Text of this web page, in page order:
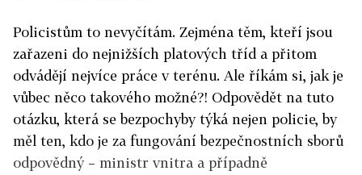
Policistům to nevyčítám. Zejména těm, kteří jsou
zařazeni do nejnižších platových tříd a přitom
odvádějí nejvíce práce v terénu. Ale říkám si, jak je
vůbec něco takového možné?! Odpovědět na tuto
otázku, která se bezpochyby týká nejen policie, by
měl ten, kdo je za fungování bezpečnostních sborů
odpovědný – ministr vnitra a případně